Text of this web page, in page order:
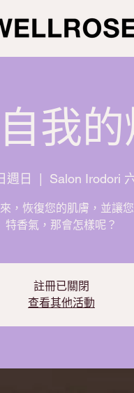
我
週日
  |
Salon Irodori
，恢復您的肌膚，並讓
特香氣，那會怎樣呢？
註冊已關閉
查看其他活動